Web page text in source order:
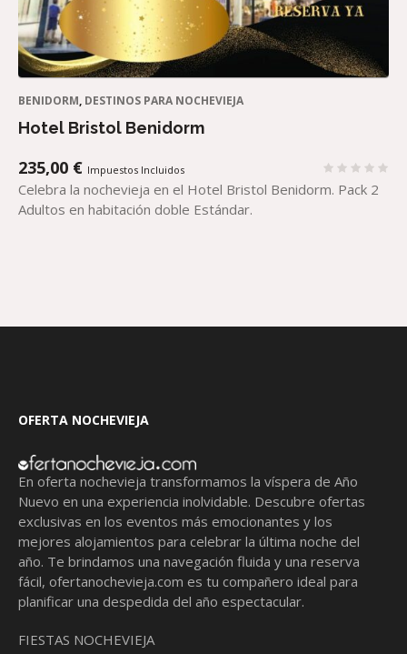
BENIDORM, DESTINOS PARA NOCHEVIEJA
Hotel Bristol Benidorm
235,00 € Impuestos Incluidos
Celebra la nochevieja en el Hotel Bristol Benidorm. Pack 2
Adultos en habitación doble Estándar.
OFERTA NOCHEVIEJA
En oferta nochevieja transformamos la víspera de Año
Nuevo en una experiencia inolvidable. Descubre ofertas
exclusivas en los eventos más emocionantes y los
mejores alojamientos para celebrar la última noche del
año. Te brindamos una navegación fluida y una reserva
fácil,ofertanochevieja.com es tu compañero ideal para
planificar una despedida del año espectacular.
FIESTAS NOCHEVIEJA